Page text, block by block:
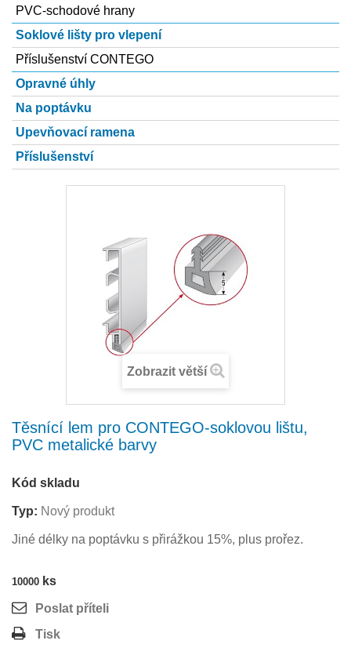
PVC-schodové hrany
Soklové lišty pro vlepení
Příslušenství CONTEGO
Opravné úhly
Na poptávku
Upevňovací ramena
Příslušenství
Zobrazit větší
Těsnící lem pro CONTEGO-soklovou lištu,
PVC metalické barvy
Kód skladu
Typ: Nový produkt
Jiné délky na poptávku s přirážkou 15%, plus prořez.
10000 ks
Poslat příteli
Tisk